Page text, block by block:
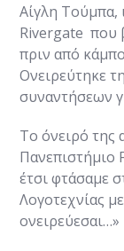
Αίγλη Τούμπα,
Rivergate που
πριν από
Ονειρεύτηκε
συναντήσεων
Το όνειρό της
Πανεπιστήμιο
έτσι φτάσαμε
Λογοτεχνίας
ονειρεύεσαι…»